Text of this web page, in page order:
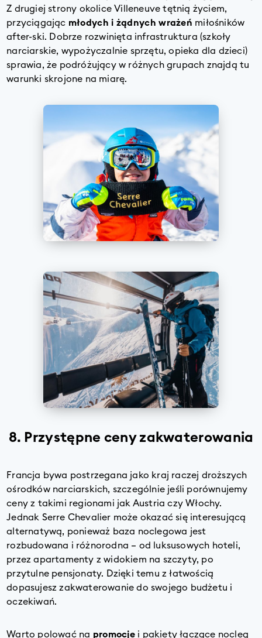
Z drugiej strony okolice Villeneuve tętnią życiem,
przyciągając młodych i żądnych wrażeń miłośników
after-ski. Dobrze rozwinięta infrastruktura (szkoły
narciarskie, wypożyczalnie sprzętu, opieka dla dzieci)
sprawia, że podróżujący w różnych grupach znajdą tu
warunki skrojone na miarę.
8. Przystępne ceny zakwaterowania
Francja bywa postrzegana jako kraj raczej droższych
ośrodków narciarskich, szczególnie jeśli porównujemy
ceny z takimi regionami jak Austria czy Włochy.
Jednak Serre Chevalier może okazać się interesującą
alternatywą, ponieważ baza noclegowa jest
rozbudowana i różnorodna – od luksusowych hoteli,
przez apartamenty z widokiem na szczyty, po
przytulne pensjonaty. Dzięki temu z łatwością
dopasujesz zakwaterowanie do swojego budżetu i
oczekiwań.
Warto polować na promocje i pakiety łączące nocleg